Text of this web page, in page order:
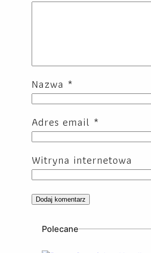
Nazwa *
Adres email *
Witryna internetowa
Polecane